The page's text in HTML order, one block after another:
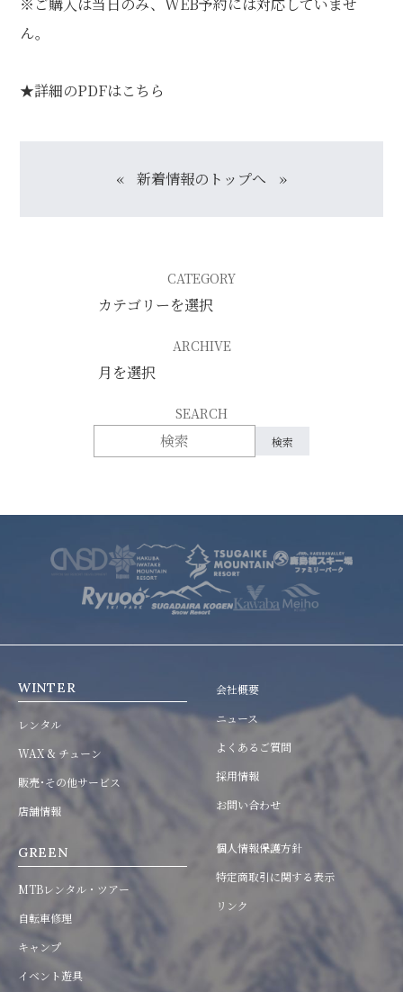
ん。
★詳細のPDFはこちら
« 新着情報のトップへ »
CATEGORY
ARCHIVE
SEARCH
WINTER
レンタル
WAX & チューン
販売･その他サービス
店舗情報
GREEN
MTBレンタル・ツアー
自転車修理
キャンプ
イベント遊具
会社概要
ニュース
よくあるご質問
採用情報
お問い合わせ
個人情報保護方針
特定商取引に関する表示
リンク